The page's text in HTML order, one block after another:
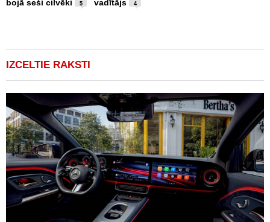
bojā seši cilvēki
5
vadītājs
4
IZCELTIE RAKSTI